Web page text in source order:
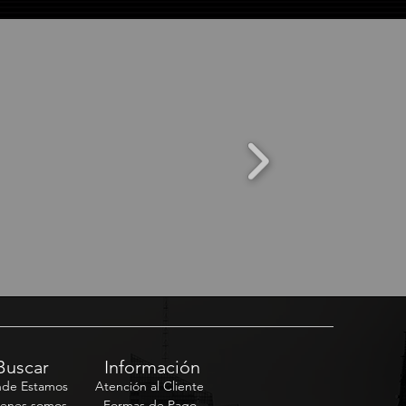
Información
Estamos
Atención al Cliente